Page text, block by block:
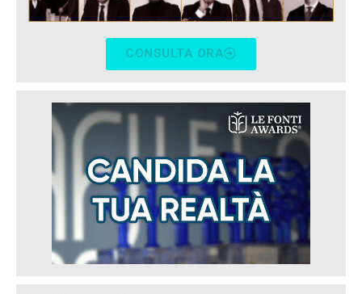
CONSULTA ORA